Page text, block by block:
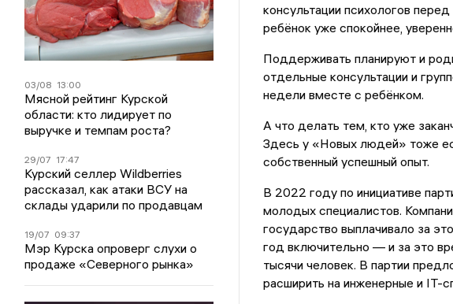
03/08 13:00
Мясной рейтинг Курской
области: кто лидирует по
выручке и темпам роста?
29/07 17:47
Курский селлер Wildberries
рассказал, как атаки ВСУ на
склады ударили по продавцам
19/07 09:37
Мэр Курска опроверг слухи о
продаже «Северного рынка»
консультации психологов
ребёнок уже спокойнее,
Поддерживать планируют и
отдельные консультации и
недели вместе с ребёнком.
А что делать тем, кто уже
Здесь у «Новых людей» тоже
собственный успешный опыт.
В 2022 году по инициативе
молодых специалистов.
государство выплачивало за
год включительно — и за это
тысячи человек. В партии
расширить на инженерные и IT-